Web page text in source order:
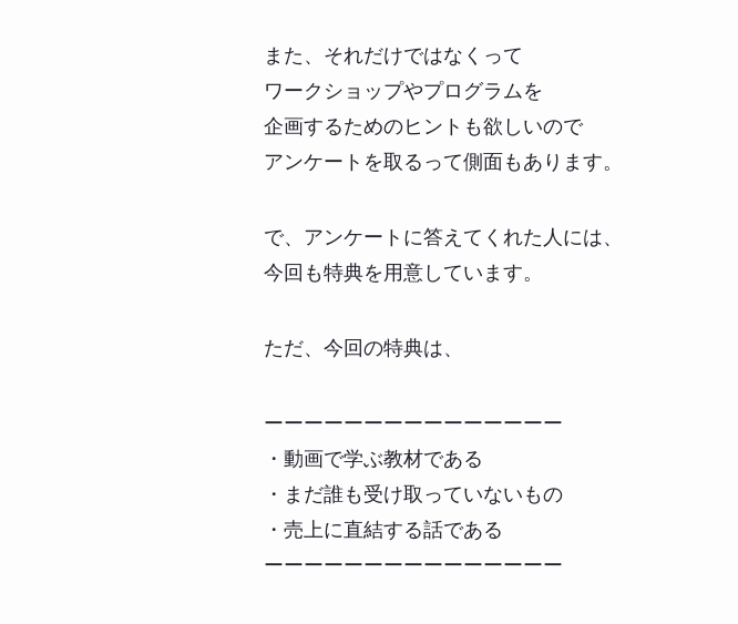
また、それだけではなくって
ワークショップやプログラムを
企画するためのヒントも欲しいので
アンケートを取るって側面もあります。
で、アンケートに答えてくれた人には、
今回も特典を用意しています。
ただ、今回の特典は、
ーーーーーーーーーーーーーーー
・動画で学ぶ教材である
・まだ誰も受け取っていないもの
・売上に直結する話である
ーーーーーーーーーーーーーーー